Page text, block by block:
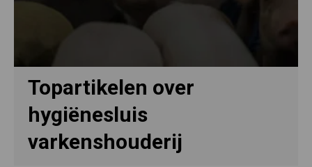
Topartikelen over
hygiënesluis
varkenshouderij